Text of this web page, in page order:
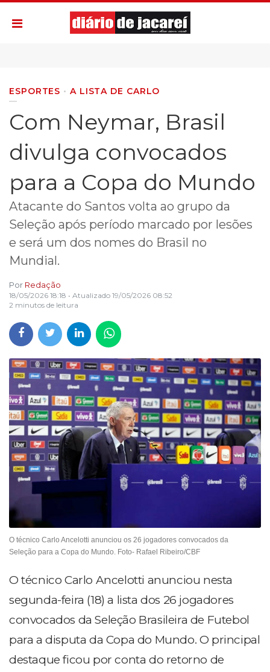
ESPORTES A LISTA DE CARLO
Com Neymar, Brasil
divulga convocados
para a Copa do Mundo
Atacante do Santos volta ao grupo da
Seleção após período marcado por lesões
e será um dos nomes do Brasil no
Mundial.
Por Redação
18/05/2026 18:18 • Atualizado 19/05/2026 08:52
2 minutos de leitura
O técnico Carlo Ancelotti anunciou os 26 jogadores convocados da
Seleção para a Copa do Mundo. Foto- Rafael Ribeiro/CBF
O técnico Carlo Ancelotti anunciou nesta
segunda-feira (18) a lista dos 26 jogadores
convocados da Seleção Brasileira de Futebol
para a disputa da Copa do Mundo. O principal
destaque ficou por conta do retorno de